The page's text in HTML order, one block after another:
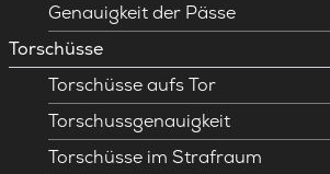
Genauigkeit der Pässe
Torschüsse
Torschüsse aufs Tor
Torschussgenauigkeit
Torschüsse im Strafraum